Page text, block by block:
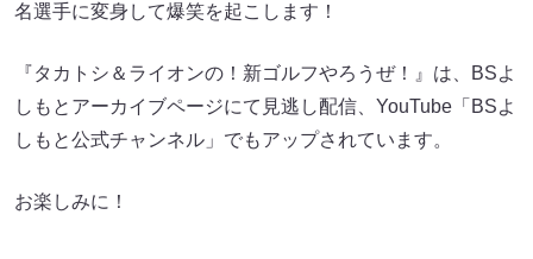
名選手に変身して爆笑を起こします！
『タカトシ＆ライオンの！新ゴルフやろうぜ！』は、BSよ
しもとアーカイブページにて見逃し配信、YouTube「BSよ
しもと公式チャンネル」でもアップされています。
お楽しみに！